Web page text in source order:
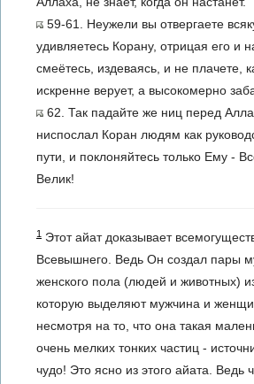
59-61. Неужели вы отвергаете
удивляетесь Корану, отрицая его и
смеётесь, издеваясь, и не плачете,
искренне верует, а высокомерно
62. Так падайте же ниц перед
ниспослал Коран людям как
пути, и поклоняйтесь только Ему -
Велик!
1 Этот айат доказывает
Всевышнего. Ведь Он создал пары
женского пола (людей и животных)
которую выделяют мужчина и
несмотря на то, что она такая
очень мелких тонких частиц -
чудо! Это ясно из этого айата. Ведь